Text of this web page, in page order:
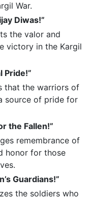
War.
Diwas!”
the valor and
victory in the Kargil
Pride!”
that the warriors of
source of pride for
the Fallen!”
remembrance of
honor for those
Guardians!”
the soldiers who